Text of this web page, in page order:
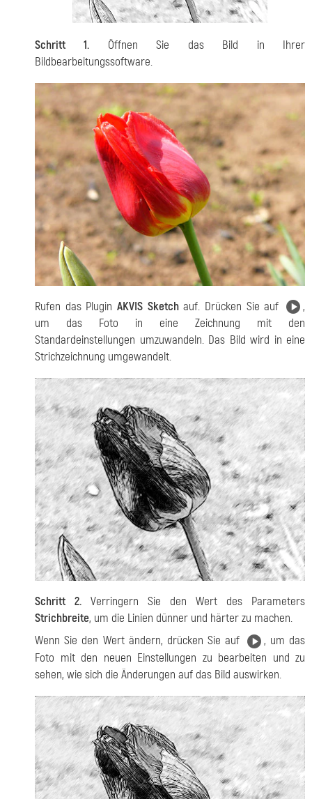
Schritt 1. Öffnen Sie das Bild in Ihrer
Bildbearbeitungssoftware.
Rufen das Plugin AKVIS Sketchauf. Drücken Sie auf
,
um das Foto in eine Zeichnung mit den
Standardeinstellungen umzuwandeln. Das Bild wird in eine
Strichzeichnung umgewandelt.
Schritt 2. Verringern Sie den Wert des Parameters
Strichbreite, um die Linien dünner und härter zu machen.
Wenn Sie den Wert ändern, drücken Sie auf
, um das
Foto mit den neuen Einstellungen zu bearbeiten und zu
sehen, wie sich die Änderungen auf das Bild auswirken.